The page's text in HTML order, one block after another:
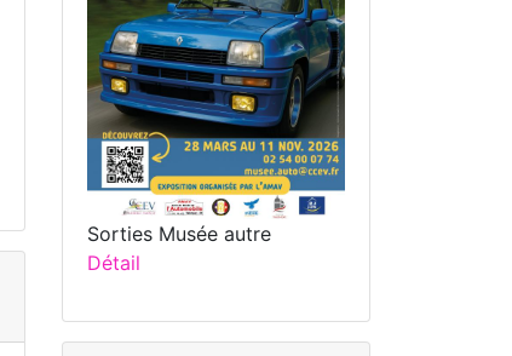
Sorties Musée autre
Détail